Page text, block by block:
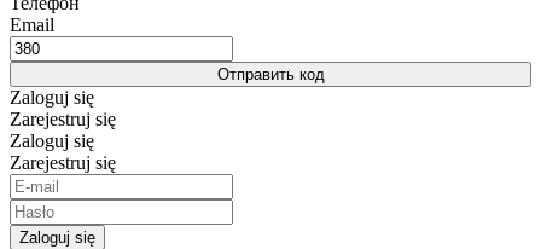
Email
Отправить код
Zaloguj się
Zarejestruj się
Zaloguj się
Zarejestruj się
Zaloguj się